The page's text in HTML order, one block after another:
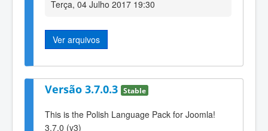
Terça, 04 Julho 2017 19:30
Ver arquivos
Versão 3.7.0.3 Stable
This is the Polish Language Pack for Joomla!
3.7.0 (v3)